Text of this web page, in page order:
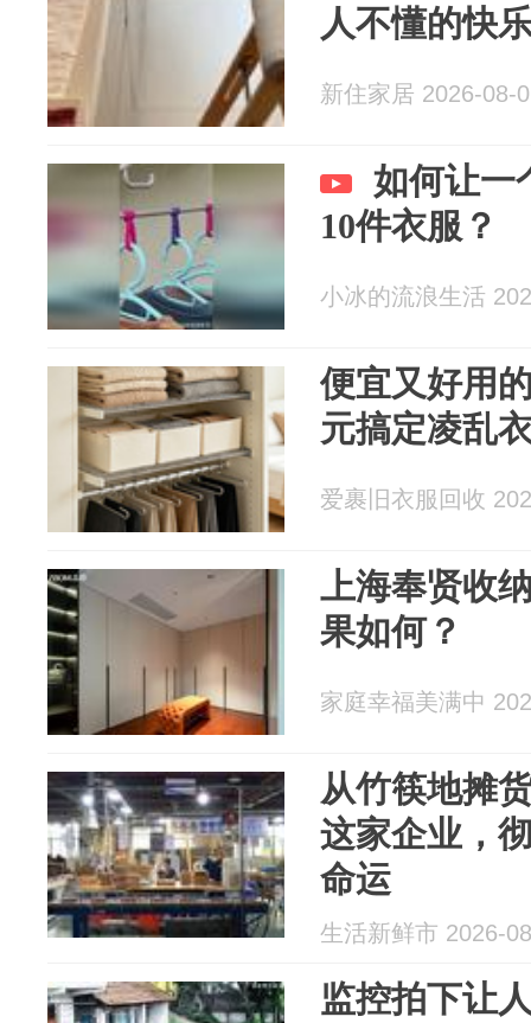
人不懂的快
新住家居 2026-08-
如何让一
10件衣服？
小冰的流浪生活
便宜又好用
元搞定凌乱
爱裹旧衣服回收
上海奉贤收
果如何？
家庭幸福美满中
从竹筷地摊
这家企业，
命运
生活新鲜市 2026-
监控拍下让